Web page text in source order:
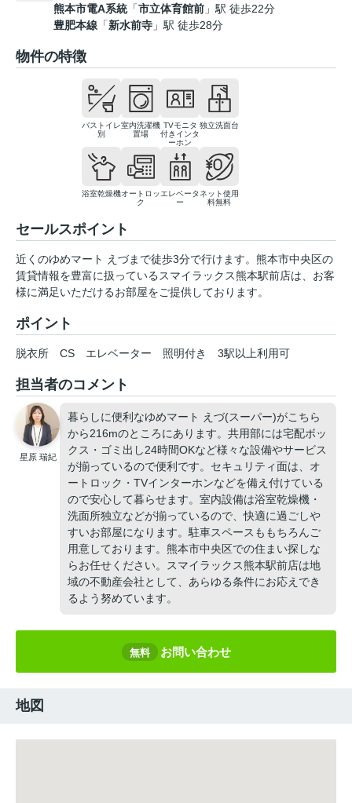
熊本市電A系統「市立体育館前 」駅 徒歩22分
豊肥本線 「新水前寺 」駅 徒歩28分
物件の特徴
バストイレ
別
室内洗濯機
置場
TVモニタ
付きインタ
ーホン
独立洗面台
浴室乾燥機オートロッ
ク
エレベータ
ー
ネット使用
料無料
セールスポイント
近くのゆめマート えづまで徒歩3分で行けます。熊本市中央区の
賃貸情報を豊富に扱っているスマイラックス熊本駅前店は、お客
様に満足いただけるお部屋をご提供しております。
ポイント
脱衣所 CS エレベーター 照明付き 3駅以上利用可
担当者のコメント
星原 瑞紀
暮らしに便利なゆめマート えづ(スーパー)がこちら
から216mのところにあります。共用部には宅配ボッ
クス・ゴミ出し24時間OKなど様々な設備やサービス
が揃っているので便利です。セキュリティ面は、オ
ートロック・TVインターホンなどを備え付けている
ので安心して暮らせます。室内設備は浴室乾燥機・
洗面所独立などが揃っているので、快適に過ごしや
すいお部屋になります。駐車スペースももちろんご
用意しております。熊本市中央区での住まい探しな
らお任せください。スマイラックス熊本駅前店は地
域の不動産会社として、あらゆる条件にお応えでき
るよう努めています。
無料 お問い合わせ
地図